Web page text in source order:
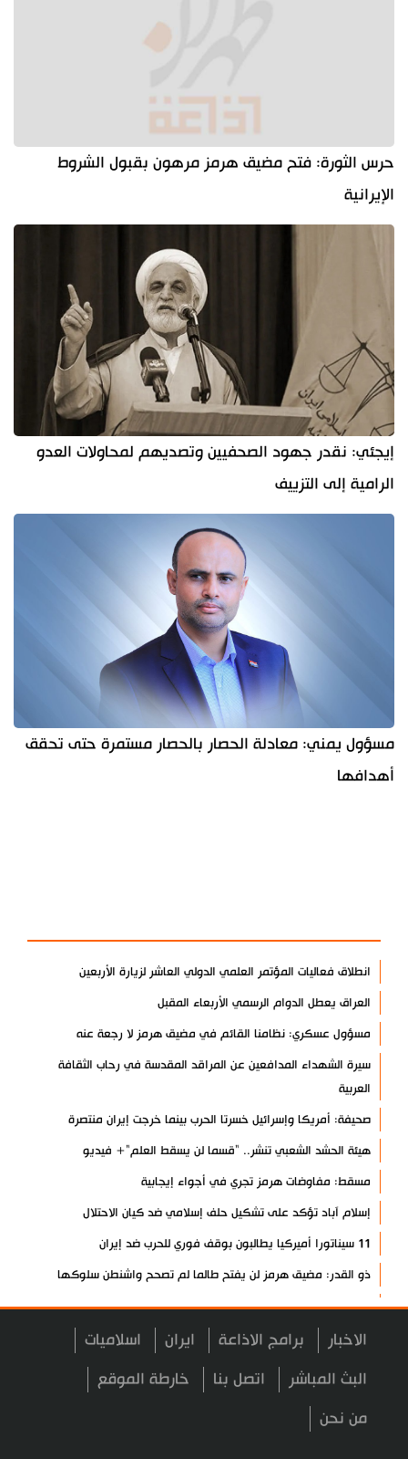
حرس الثورة: فتح مضيق هرمز مرهون بقبول الشروط
الإيرانية
إيجئي: نقدر جهود الصحفيين وتصديهم لمحاولات العدو
الرامية إلى التزييف
مسؤول يمني: معادلة الحصار بالحصار مستمرة حتى تحقق
أهدافها
انطلاق فعاليات المؤتمر العلمي الدولي العاشر لزيارة الأربعين
العراق يعطل الدوام الرسمي الأربعاء المقبل
مسؤول عسكري: نظامنا القائم في مضيق هرمز لا رجعة عنه
سيرة الشهداء المدافعين عن المراقد المقدسة في رحاب الثقافة
العربية
صحيفة: أمريكا وإسرائيل خسرتا الحرب بينما خرجت إيران منتصرة
هيئة الحشد الشعبي تنشر.. "قسما لن يسقط العلم"+ فيديو
مسقط: مفاوضات هرمز تجري في أجواء إيجابية
إسلام آباد تؤكد على تشكيل حلف إسلامي ضد كيان الاحتلال
11 سيناتورا أميركيا يطالبون بوقف فوري للحرب ضد إيران
ذو القدر: مضيق هرمز لن يفتح طالما لم تصحح واشنطن سلوكها
حرس الثورة: فتح مضيق هرمز مرهون بقبول الشروط الإيرانية
إيجئي: نقدر جهود الصحفيين وتصديهم لمحاولات العدو الرامية إلى
ولايتي: على القوات الأجنبية مغادرة المنطقة
مسؤول يمني: معادلة الحصار بالحصار مستمرة حتى تحقق أهدافها
الاخبار برامج الاذاعة ايران اسلاميات
البث المباشر اتصل بنا خارطة الموقع
من نحن